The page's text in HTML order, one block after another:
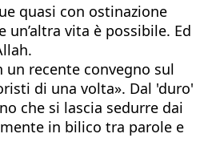
quasi con ostinazione
vita è possibile. Ed
recente convegno sul
di una volta». Dal 'duro'
che si lascia sedurre dai
in bilico tra parole e